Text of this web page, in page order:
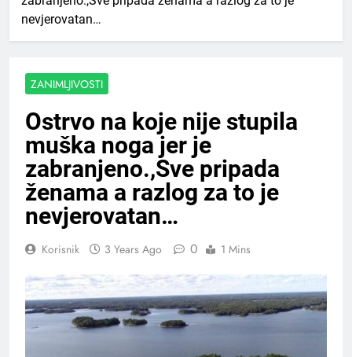
nevjerovatan…
ZANIMLJIVOSTI
Ostrvo na koje nije stupila
muška noga jer je
zabranjeno.,Sve pripada
ženama a razlog za to je
nevjerovatan…
Korisnik 3 Years Ago 0 1 Mins